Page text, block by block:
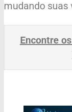
mudando suas
Encontre